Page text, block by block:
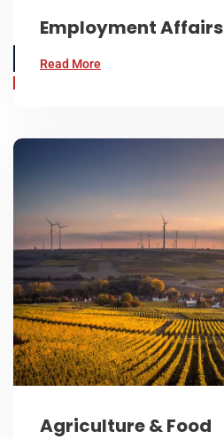
Employment Affairs
Read More
Agriculture & Food